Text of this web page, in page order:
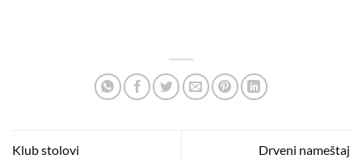
Klub stolovi Drveni nameštaj